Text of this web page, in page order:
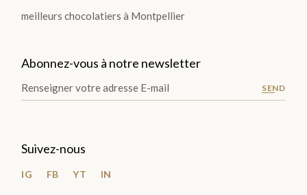
meilleurs chocolatiers à Montpellier
Abonnez-vous à notre newsletter
SEND
Suivez-nous
IG FB YT IN